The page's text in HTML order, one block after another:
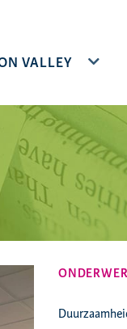
VALLEY